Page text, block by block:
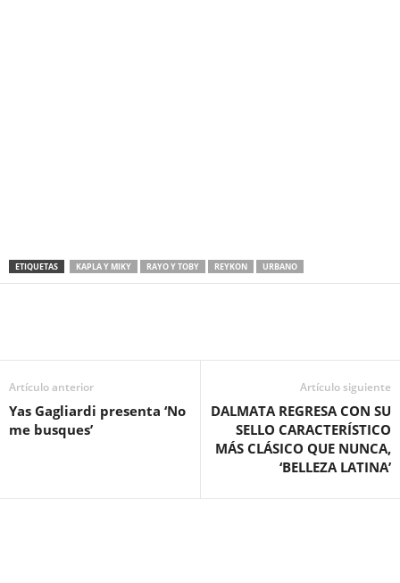
ETIQUETAS KAPLA Y MIKY RAYO Y TOBY REYKON URBANO
Artículo anterior
Yas Gagliardi presenta ‘No
me busques’
Artículo siguiente
DALMATA REGRESA CON SU
SELLO CARACTERÍSTICO
MÁS CLÁSICO QUE NUNCA,
‘BELLEZA LATINA’